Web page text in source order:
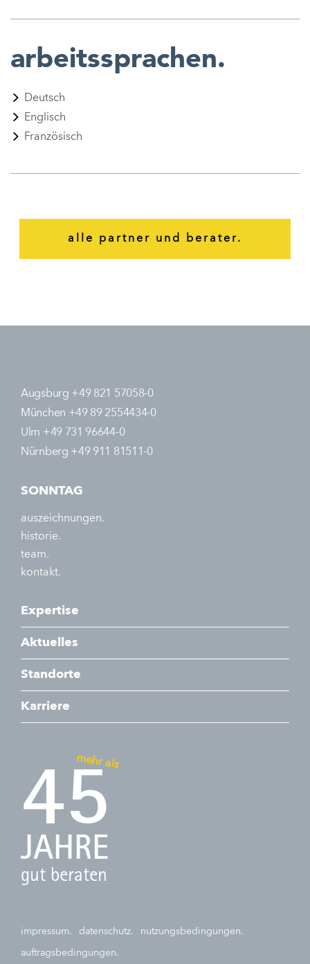
arbeitssprachen.
Deutsch
Englisch
Französisch
alle partner und berater.
Augsburg +49 821 57058-0
München +49 89 2554434-0
Ulm +49 731 96644-0
Nürnberg +49 911 81511-0
SONNTAG
auszeichnungen.
historie.
team.
kontakt.
Expertise
Aktuelles
Standorte
Karriere
mehr als
45
JAHRE
gut beraten
impressum. datenschutz. nutzungsbedingungen.
auftragsbedingungen.